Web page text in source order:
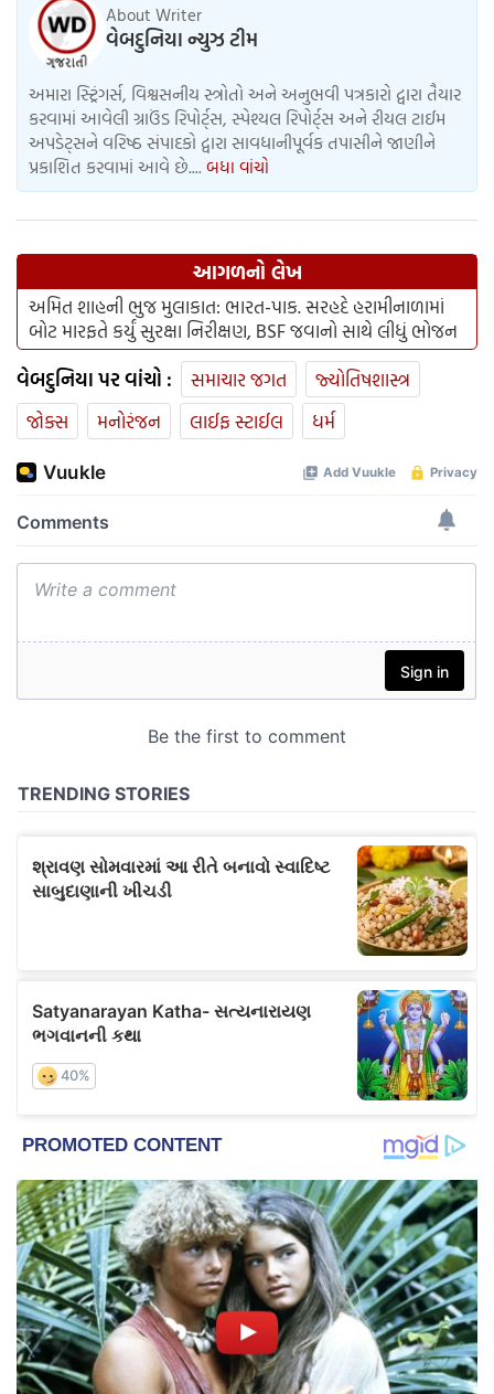
About Writer
વેબદુનિયા ન્યુઝ ટીમ
અમારા સ્ટ્રિંગર્સ, વિશ્વસનીય સ્ત્રોતો અને અનુભવી પત્રકારો દ્વારા તૈયાર
કરવામાં આવેલી ગ્રાઉંડ રિપોર્ટ્સ, સ્પેશ્યલ રિપોર્ટ્સ અને રીયલ ટાઈમ
અપડેટ્સને વરિષ્ઠ સંપાદકો દ્વારા સાવધાનીપૂર્વક તપાસીને જાણીને
પ્રકાશિત કરવામાં આવે છે.... બધા વાંચો
આગળનો લેખ
અમિત શાહની ભુજ મુલાકાત: ભારત-પાક. સરહદે હરામીનાળામાં
બોટ મારફતે કર્યું સુરક્ષા નિરીક્ષણ, BSF જવાનો સાથે લીધું ભોજન
વેબદુનિયા પર વાંચો : સમાચાર જગત
જ્યોતિષશાસ્ત્ર
જોક્સ
મનોરંજન લાઈફ સ્ટાઈલ ધર્મ